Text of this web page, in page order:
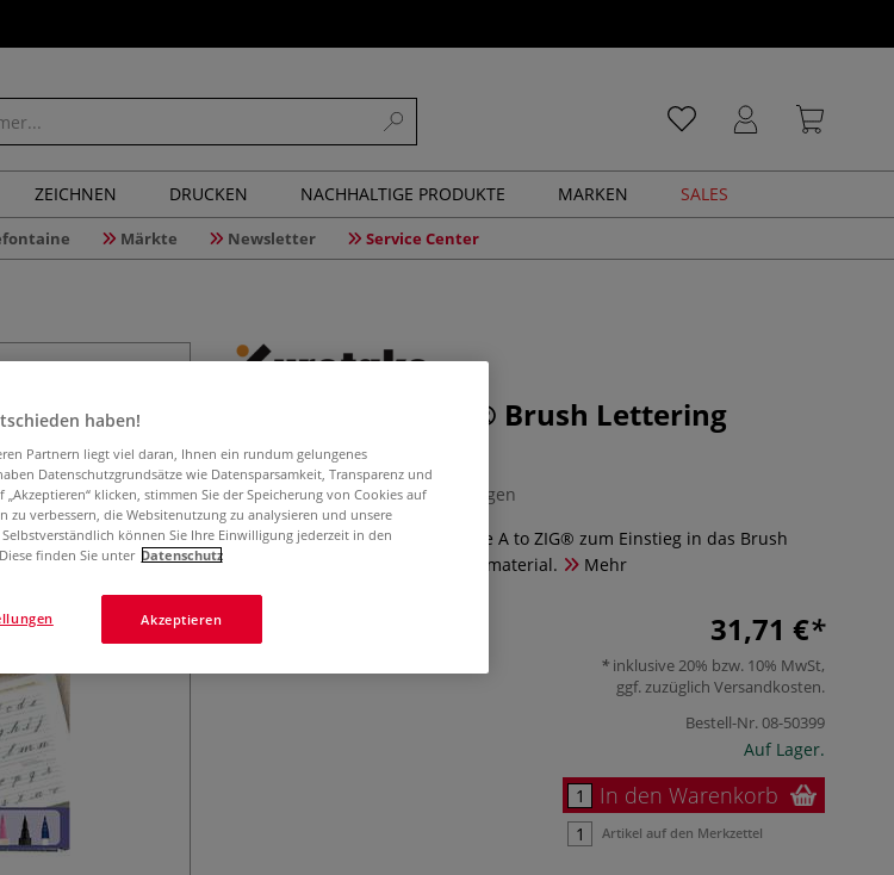
ZEICHNEN DRUCKEN NACHHALTIGE PRODUKTE MARKEN SALES
Märkte Newsletter Service Center
Kuretake A to ZIG® Brush Lettering
Starter Set
0 Bewertungen
5 teiliges Starter Set von Kuretake A to ZIG® zum Einstieg in das Brush
Lettering mit Stiften und Übungsmaterial.
Mehr
31,71 €
inklusive 20% bzw. 10% MwSt,
ggf. zuzüglich Versandkosten.
Bestell-Nr.08-50399
Auf Lager.
In den Warenkorb
Artikel auf den Merkzettel
haben!
Partnern liegt viel daran, Ihnen ein rundum gelungenes
Datenschutzgrundsätze wie Datensparsamkeit, Transparenz und
klicken, stimmen Sie der Speicherung von Cookies auf
zu verbessern, die Websitenutzung zu analysieren und unsere
können Sie Ihre Einwilligung jederzeit in den
finden Sie unter Datenschutz
Akzeptieren